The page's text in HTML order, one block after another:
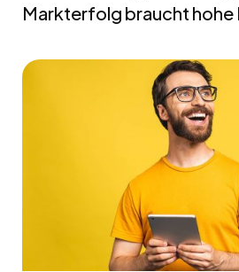
Markterfolg braucht hohe